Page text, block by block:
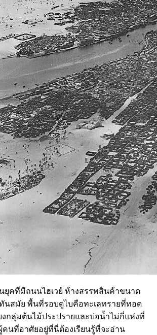
ยุคที่มีถนนไฮเวย์ ห้างสรรพสินค้าขนาด
สมัย พื้นที่รอบดูไบคือทะเลทรายที่ทอด
งกลุ่มต้นไม้ประปรายและบ่อน้ำไม่กี่แห่งที่
คนที่อาศัยอยู่ที่นี่ต้องเรียนรู้ที่จะอ่าน